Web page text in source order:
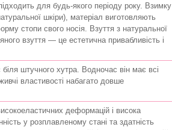
для будь-якого періоду року. Взимку
шкіри), матеріал виготовляють
стопи свого носія. Взуття з натуральної
взуття — це естетична привабливість і
штучного хутра. Водночас він має всі
властивості набагато довше
деформацій і висока
у розплавленому стані та здатність